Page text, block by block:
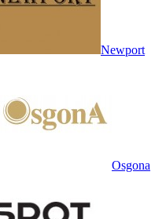
Newport
Osgona